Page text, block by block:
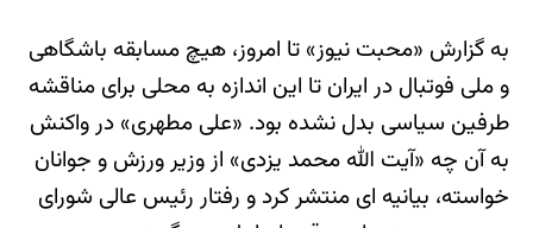
به گزارش «محبت نیوز» تا امروز، هیچ مسابقه باشگاهی
و ملی فوتبال در ایران تا این اندازه به محلی برای مناقشه
طرفین سیاسی بدل نشده بود. «علی مطهری» در واکنش
به آن چه «آیت الله محمد یزدی» از وزیر ورزش و جوانان
خواسته، بیانیه ای منتشر کرد و رفتار رئیس عالی شورای